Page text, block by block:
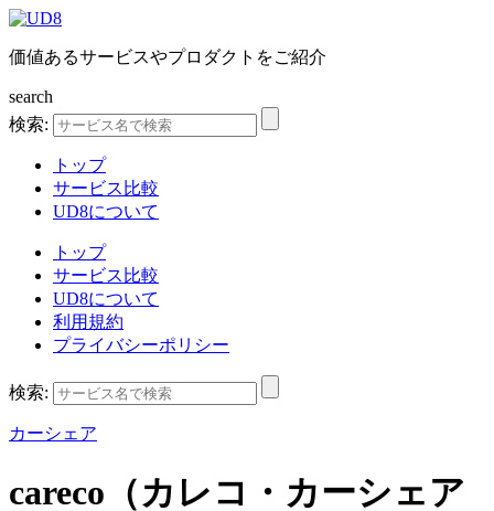
価値あるサービスやプロダクトをご紹介
search
検索:
トップ
サービス比較
UD8について
トップ
サービス比較
UD8について
利用規約
プライバシーポリシー
検索:
カーシェア
careco（カレコ・カーシェア